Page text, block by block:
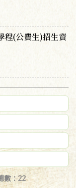
程(公費生)招生資
數：22